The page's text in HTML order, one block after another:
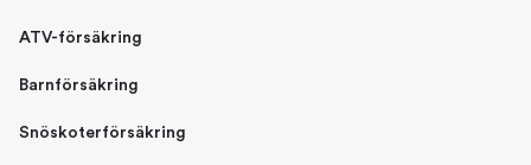
ATV-försäkring
Barnförsäkring
Snöskoterförsäkring